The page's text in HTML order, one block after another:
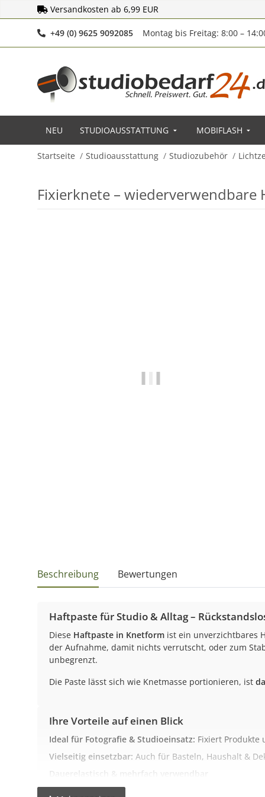
Versandkosten ab 6,99 EUR
+49 (0) 9625 9092085Telefonnummer
Montag bis Freitag: 8:00 –
NEU STUDIOAUSSTATTUNG MOBIFLASH
Startseite Studioausstattung Studiozubehör
Fixierknete – wiederverwendbare
Beschreibung Bewertungen
Haftpaste für Studio & Alltag –
Diese Haftpaste in Knetform ist ein unverzichtbares
der Aufnahme, damit nichts verrutscht, oder zum
unbegrenzt.
Die Paste lässt sich wie Knetmasse portionieren, ist
Ihre Vorteile auf einen Blick
Ideal für Fotografie & Studioeinsatz: Fixiert Produkte
Vielseitig einsetzbar: Auch für Basteln, Haushalt &
Dauerelastisch & mehrfach verwendbar
Rückstandslos entfernbar & nicht fettend